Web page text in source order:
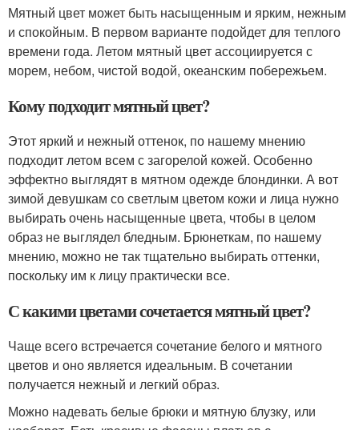
Мятный цвет может быть насыщенным и ярким, нежным
и спокойным. В первом варианте подойдет для теплого
времени года. Летом мятный цвет ассоциируется с
морем, небом, чистой водой, океанским побережьем.
Кому подходит мятный цвет?
Этот яркий и нежный оттенок, по нашему мнению
подходит летом всем с загорелой кожей. Особенно
эффектно выглядят в мятном одежде блондинки. А вот
зимой девушкам со светлым цветом кожи и лица нужно
выбирать очень насыщенные цвета, чтобы в целом
образ не выглядел бледным. Брюнеткам, по нашему
мнению, можно не так тщательно выбирать оттенки,
поскольку им к лицу практически все.
С какими цветами сочетается мятный цвет?
Чаще всего встречается сочетание белого и мятного
цветов и оно является идеальным. В сочетании
получается нежный и легкий образ.
Можно надевать белые брюки и мятную блузку, или